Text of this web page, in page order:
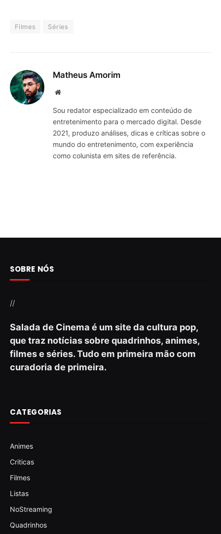
Filmes Séries
Matheus Amorim
Website
Sou redator especializado em conteúdo de
entretenimento para o mercado digital. Desde
2021, produzo análises, dicas e críticas sobre o
mundo do entretenimento, com experiência
como colunista em sites de referência.
SOBRE NÓS
//
Salada de Cinema é um site da cultura pop,
que traz notícias sobre quadrinhos, animes,
filmes e séries. Tudo em primeira mão com
curadoria de primeira.
CATEGORIAS
Animes
Criticas
Filmes
Listas
NoStreaming
Quadrinhos